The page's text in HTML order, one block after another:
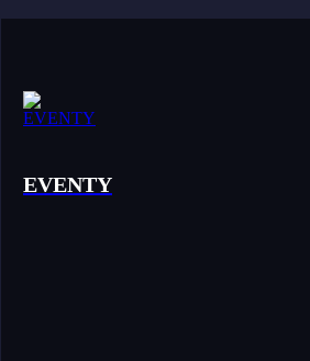
EVENTY